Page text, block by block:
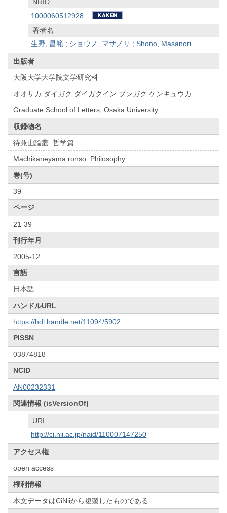
1000060512928
著者名
生野, 昌範 ; ショウノ, マサノリ ;Shono, Masanori
出版者
大阪大学大学院文学研究科
オオサカ ダイガク ダイガクイン ブンガク ケンキュウカ
Graduate School of Letters, Osaka University
収録物名
待兼山論叢. 哲学篇
Machikaneyama ronso. Philosophy
巻(号)
39
ページ
21-39
刊行年月
2005-12
言語
日本語
ハンドルURL
https://hdl.handle.net/11094/5902
PISSN
03874818
NCID
AN00232331
関連情報 (isVersionOf)
URI
http://ci.nii.ac.jp/naid/110007147250
アクセス権
open access
権利情報
本文データはCiNiiから複製したものである